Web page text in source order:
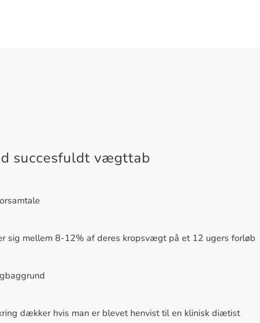
succesfuldt vægttab
sig mellem 8-12% af deres kropsvægt på et 12 ugers forløb
dækker hvis man er blevet henvist til en klinisk diætist